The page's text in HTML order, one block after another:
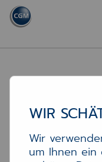
WIR
Wir
um Ihnen ein